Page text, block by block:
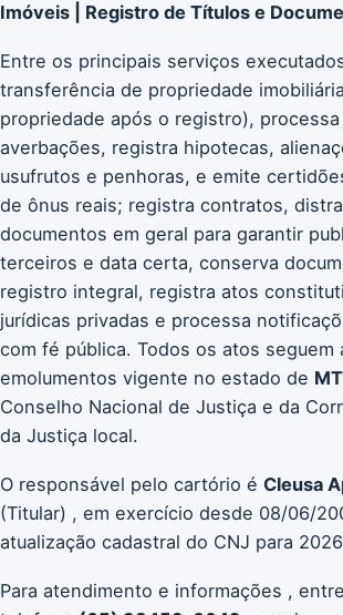
Imóveis | Registro de Títulos e
Entre os principais serviços
transferência de propriedade
propriedade após o registro),
averbações, registra hipotecas,
usufrutos e penhoras, e emite
de ônus reais; registra contratos,
documentos em geral para garantir
terceiros e data certa, conserva
registro integral, registra atos
jurídicas privadas e processa
com fé pública. Todos os atos seguem
emolumentos vigente no estado de MT
Conselho Nacional de Justiça e da
da Justiça local.
O responsável pelo cartório é Cleusa
(Titular) , em exercício desde 08/06/
atualização cadastral do CNJ para
Para atendimento e informações ,